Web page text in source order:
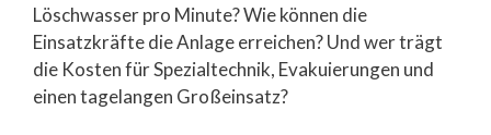
Löschwasser pro Minute? Wie können die
Einsatzkräfte die Anlage erreichen? Und wer trägt
die Kosten für Spezialtechnik, Evakuierungen und
einen tagelangen Großeinsatz?